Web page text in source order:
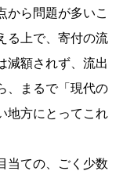
ら問題が多いこ
る上で、寄付の流
減額されず、流出
、まるで「現代の
地方にとってこれ
当ての、ごく少数